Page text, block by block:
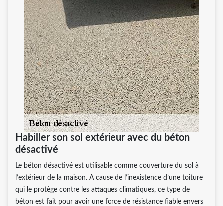
Habiller son sol extérieur avec du béton
désactivé
Le béton désactivé est utilisable comme couverture du sol à
l’extérieur de la maison. A cause de l’inexistence d’une toiture
qui le protège contre les attaques climatiques, ce type de
béton est fait pour avoir une force de résistance fiable envers